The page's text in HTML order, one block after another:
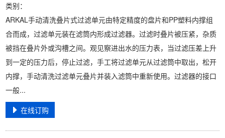
类别：
ARKAL手动清洗叠片式过滤单元由特定精度的盘片和PP塑料内撑组
合而成，过滤单元装在滤筒内形成过滤器。过滤时叠片被压紧，杂质
被挡在叠片外或沟槽之间。观见察进出水的压力表，当过滤压差上升
到一定的压力后，停止过滤，手工将过滤单元从过滤筒中取出，松开
内撑，手动清洗过滤单元叠片并装入滤筒中重新使用。过滤器的接口
一般...
在线订购